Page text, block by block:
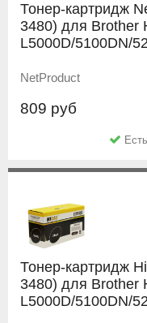
Тонер-картридж
3480) для Brother
L5000D/5100DN/
NetProduct
809 руб
Тонер-картридж
3480) для Brother
L5000D/5100DN/